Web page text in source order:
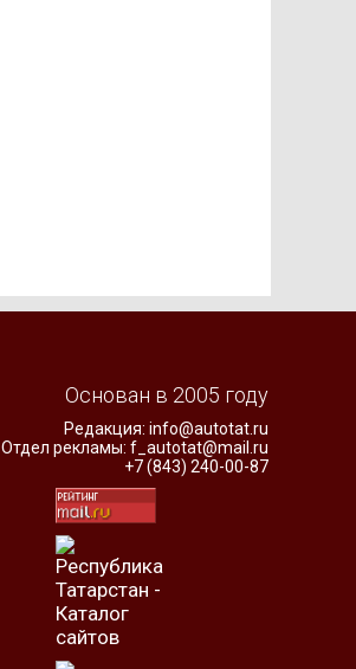
Основан в 2005 году
Редакция: info@autotat.ru
Отдел рекламы: f_autotat@mail.ru
+7 (843) 240-00-87